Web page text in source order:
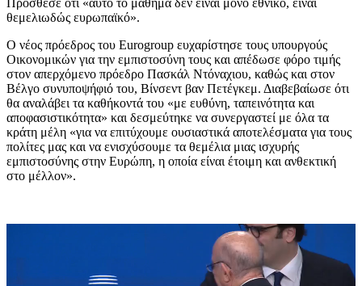
Πρόσθεσε ότι «αυτό το μάθημα δεν είναι μόνο εθνικό, είναι
θεμελιωδώς ευρωπαϊκό».
Ο νέος πρόεδρος του Eurogroup ευχαρίστησε τους υπουργούς
Οικονομικών για την εμπιστοσύνη τους και απέδωσε φόρο τιμής
στον απερχόμενο πρόεδρο Πασκάλ Ντόναχιου, καθώς και στον
Βέλγο συνυποψήφιό του, Βίνσεντ βαν Πετέγκεμ. Διαβεβαίωσε ότι
θα αναλάβει τα καθήκοντά του «με ευθύνη, ταπεινότητα και
αποφασιστικότητα» και δεσμεύτηκε να συνεργαστεί με όλα τα
κράτη μέλη «για να επιτύχουμε ουσιαστικά αποτελέσματα για τους
πολίτες μας και να ενισχύσουμε τα θεμέλια μιας ισχυρής
εμπιστοσύνης στην Ευρώπη, η οποία είναι έτοιμη και ανθεκτική
στο μέλλον».